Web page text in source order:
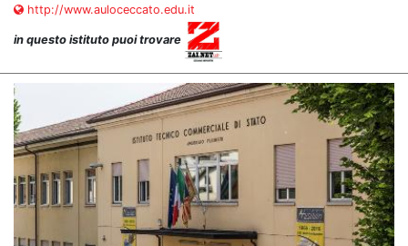
http://www.auloceccato.edu.it
in questo istituto puoi trovare